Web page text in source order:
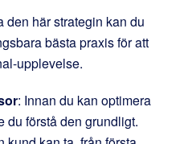
den här strategin kan du
bästa praxis för att
upplevelse.
: Innan du kan optimera
du förstå den grundligt.